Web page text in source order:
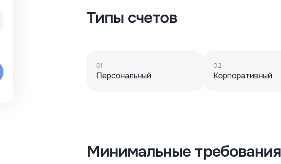
Типы счетов
01
Персональный
02
Корпоративный
Минимальные требования